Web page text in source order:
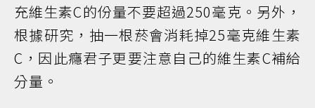
充維生素C的份量不要超過250毫克。另外，
根據研究，抽一根菸會消耗掉25毫克維生素
C，因此癮君子更要注意自己的維生素C補給
分量。